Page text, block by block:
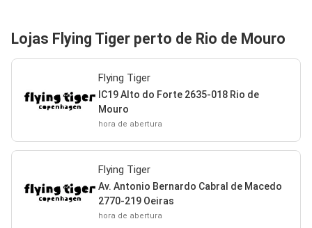
Lojas Flying Tiger perto de Rio de Mouro
Flying Tiger
IC19 Alto do Forte 2635-018 Rio de
Mouro
hora de abertura
Flying Tiger
Av. Antonio Bernardo Cabral de Macedo
2770-219 Oeiras
hora de abertura